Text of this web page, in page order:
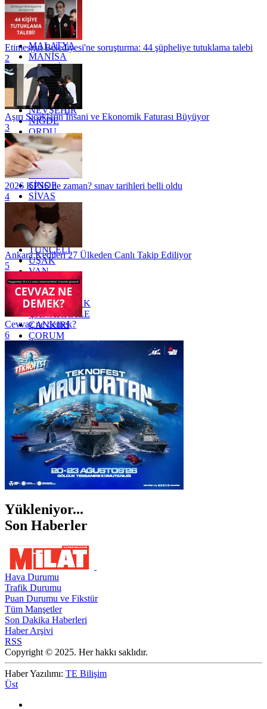
KOCAELİ
KONYA
KÜTAHYA
KİLİS
MALATYA
MANİSA
MARDİN
MERSİN
MUĞLA
MUŞ
NEVŞEHİR
NİĞDE
ORDU
OSMANİYE
RİZE
SAKARYA
SAMSUN
SİNOP
SİVAS
SİİRT
TEKİRDAĞ
TOKAT
TRABZON
TUNCELİ
UŞAK
VAN
YALOVA
YOZGAT
ZONGULDAK
ÇANAKKALE
ÇANKIRI
ÇORUM
İSTANBUL
İZMİR
ŞANLIURFA
ŞIRNAK
Etimesgut Belediyesi'ne soruşturma: 44 şüpheliye tutuklama talebi
2
Aşırı Sıcakların İnsani ve Ekonomik Faturası Büyüyor
3
2026 KPSS ne zaman? sınav tarihleri belli oldu
4
Ankara Kedileri 27 Ülkeden Canlı Takip Ediliyor
5
Cevvaz ne demek?
6
Yükleniyor...
Son Haberler
Hava Durumu
Trafik Durumu
Puan Durumu ve Fikstür
Tüm Manşetler
Son Dakika Haberleri
Haber Arşivi
RSS
Copyright © 2025. Her hakkı saklıdır.
Haber Yazılımı: TE Bilişim
Üst